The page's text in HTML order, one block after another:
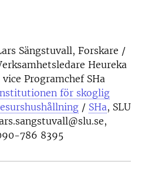
Sängstuvall, Forskare /
Heureka
vice Programchef SHa
för skoglig
/ SHa, SLU
786 8395